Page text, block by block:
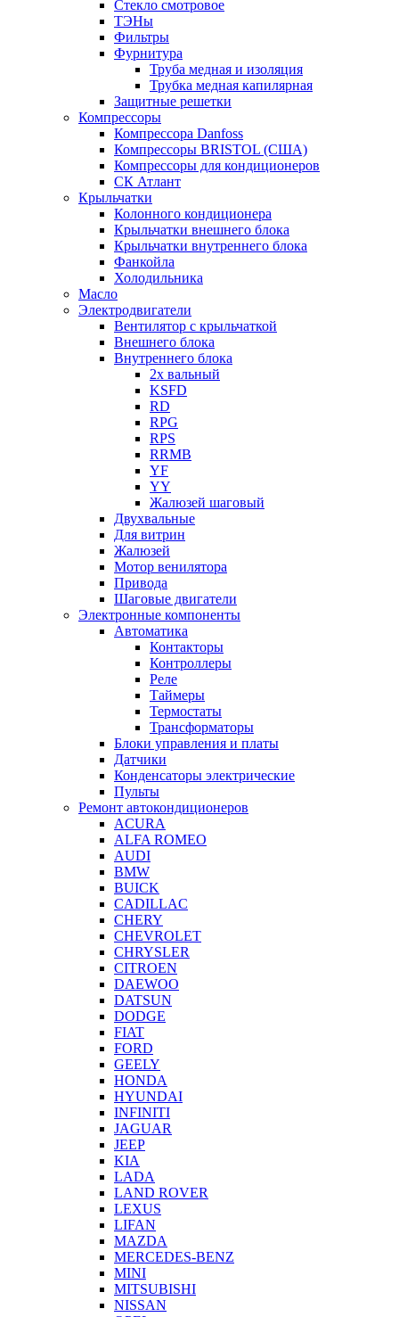
Стекло смотровое
ТЭНы
Фильтры
Фурнитура
Труба медная и изоляция
Трубка медная капилярная
Защитные решетки
Компрессоры
Компрессора Danfoss
Компрессоры BRISTOL (США)
Компрессоры для кондиционеров
СК Атлант
Крыльчатки
Колонного кондиционера
Крыльчатки внешнего блока
Крыльчатки внутреннего блока
Фанкойла
Холодильника
Масло
Электродвигатели
Вентилятор с крыльчаткой
Внешнего блока
Внутреннего блока
2х вальный
KSFD
RD
RPG
RPS
RRMB
YF
YY
Жалюзей шаговый
Двухвальные
Для витрин
Жалюзей
Мотор венилятора
Привода
Шаговые двигатели
Электронные компоненты
Автоматика
Контакторы
Контроллеры
Реле
Таймеры
Термостаты
Трансформаторы
Блоки управления и платы
Датчики
Конденсаторы электрические
Пульты
Ремонт автокондиционеров
ACURA
ALFA ROMEO
AUDI
BMW
BUICK
CADILLAC
CHERY
CHEVROLET
CHRYSLER
CITROEN
DAEWOO
DATSUN
DODGE
FIAT
FORD
GEELY
HONDA
HYUNDAI
INFINITI
JAGUAR
JEEP
KIA
LADA
LAND ROVER
LEXUS
LIFAN
MAZDA
MERCEDES-BENZ
MINI
MITSUBISHI
NISSAN